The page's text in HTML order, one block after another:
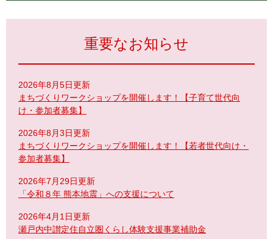
重要なお知らせ
2026年8月5日更新
まちづくりワークショップを開催します！【子育て世代向
け・参加者募集】
2026年8月3日更新
まちづくりワークショップを開催します！【若者世代向け・
参加者募集】
2026年7月29日更新
「令和８年 熊本地震」への支援について
2026年4月1日更新
瀬戸内中讃定住自立圏くらし体験支援事業補助金